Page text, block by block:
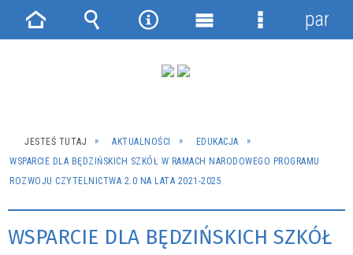
JESTEŚ TUTAJ AKTUALNOŚCI
EDUKACJA
WSPARCIE DLA BĘDZIŃSKICH SZKÓŁ W RAMACH NARODOWEGO PROGRAMU
ROZWOJU CZYTELNICTWA 2.0 NA LATA 2021-2025
WSPARCIE DLA BĘDZIŃSKICH SZKÓŁ
Strona Wyszukiwarka
NarzędziaMenu
Menu
panel